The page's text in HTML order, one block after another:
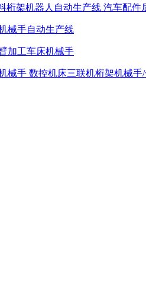
汽车配件
械手自动生产线
加工车床机械手
数控机床三联机桁架机械手